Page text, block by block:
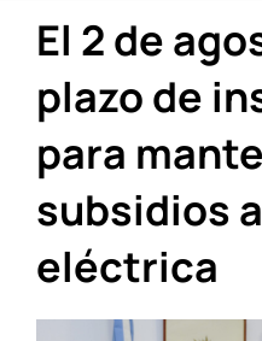
El 2 de
plazo de
para
subsidios
eléctrica